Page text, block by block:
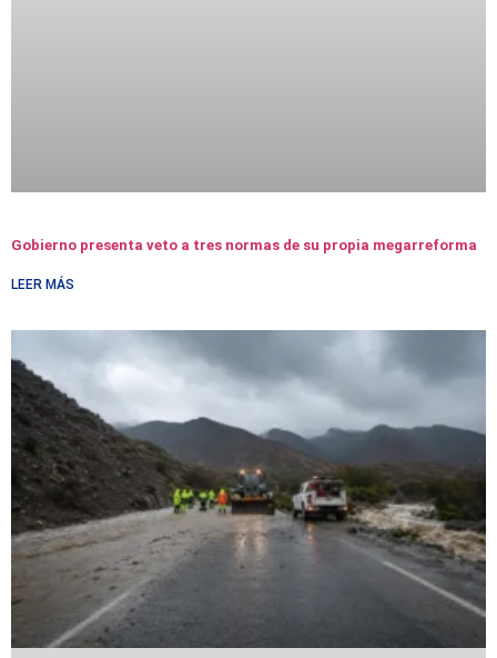
Gobierno presenta veto a tres normas de su propia megarreforma
LEER MÁS